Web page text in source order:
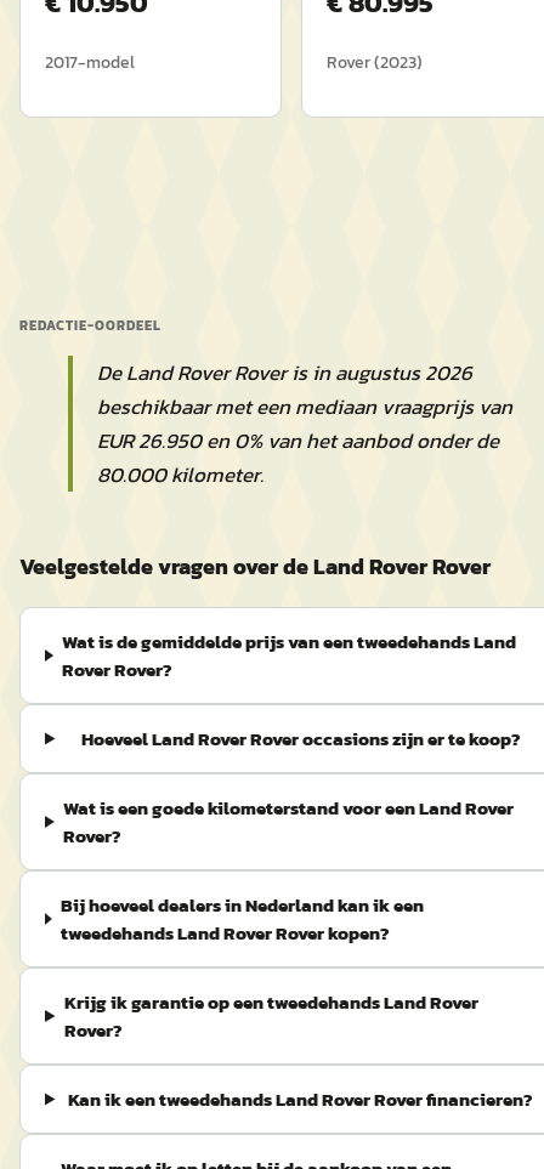
2017-model Rover(2023)
REDACTIE-OORDEEL
De Land Rover Rover is in augustus 2026
beschikbaar met een mediaan vraagprijs van
EUR 26.950 en 0% van het aanbod onder de
80.000 kilometer.
Veelgestelde vragen over de Land Rover Rover
Wat is de gemiddelde prijs van een tweedehands Land
Rover Rover?
Hoeveel Land Rover Rover occasions zijn er te koop?
Wat is een goede kilometerstand voor een Land Rover
Rover?
Bij hoeveel dealers in Nederland kan ik een
tweedehands Land Rover Rover kopen?
Krijg ik garantie op een tweedehands Land Rover
Rover?
Kan ik een tweedehands Land Rover Rover financieren?